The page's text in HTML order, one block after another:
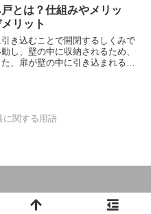
めるためには、適切な材料や工
適切なメンテナンスを行うこと
きます。
とは？仕組みやメリッ
メリット
き込むことで開閉するしくみで
し、壁の中に収納されるため、
、扉が壁の中に引き込まれるた
所でも設置することができま
に関する用語
ォームに役立つ知識.